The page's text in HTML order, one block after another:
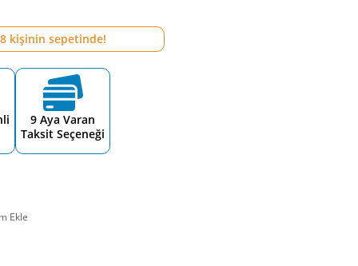
8kişinin sepetinde!
9 Aya Varan
Taksit Seçeneği
Ekle